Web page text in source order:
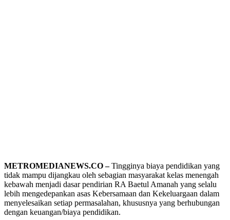
METROMEDIANEWS.CO –Tingginya biaya pendidikan yang
tidak mampu dijangkau oleh sebagian masyarakat kelas menengah
kebawah menjadi dasar pendirian RA Baetul Amanah yang selalu
lebih mengedepankan asas Kebersamaan dan Kekeluargaan dalam
menyelesaikan setiap permasalahan, khususnya yang berhubungan
dengan keuangan/biaya pendidikan.